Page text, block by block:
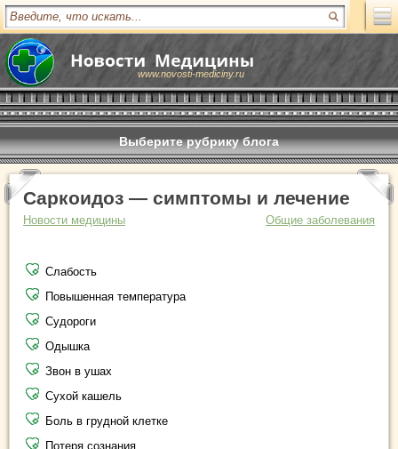
www.novosti-mediciny.ru
Выберите рубрику блога
Саркоидоз — симптомы и лечение
Новости медицины Общие заболевания
Слабость
Повышенная температура
Судороги
Одышка
Звон в ушах
Сухой кашель
Боль в грудной клетке
Потеря сознания